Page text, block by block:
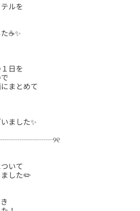
ルを
日を
まとめて
いて